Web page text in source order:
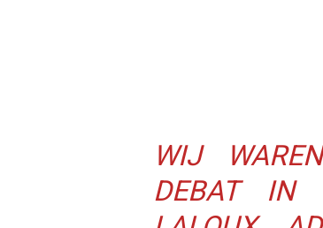
WIJ
DEBAT IN